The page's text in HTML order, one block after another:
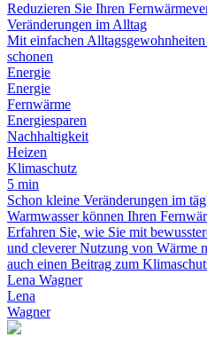
Reduzieren Sie Ihren
Veränderungen im Alltag
Mit einfachen
schonen
Energie
Energie
Fernwärme
Energiesparen
Nachhaltigkeit
Heizen
Klimaschutz
5 min
Schon kleine Veränderungen im
Warmwasser können Ihren
Erfahren Sie, wie Sie mit
und cleverer Nutzung von Wärme
auch einen Beitrag zum
Lena Wagner
Lena
Wagner